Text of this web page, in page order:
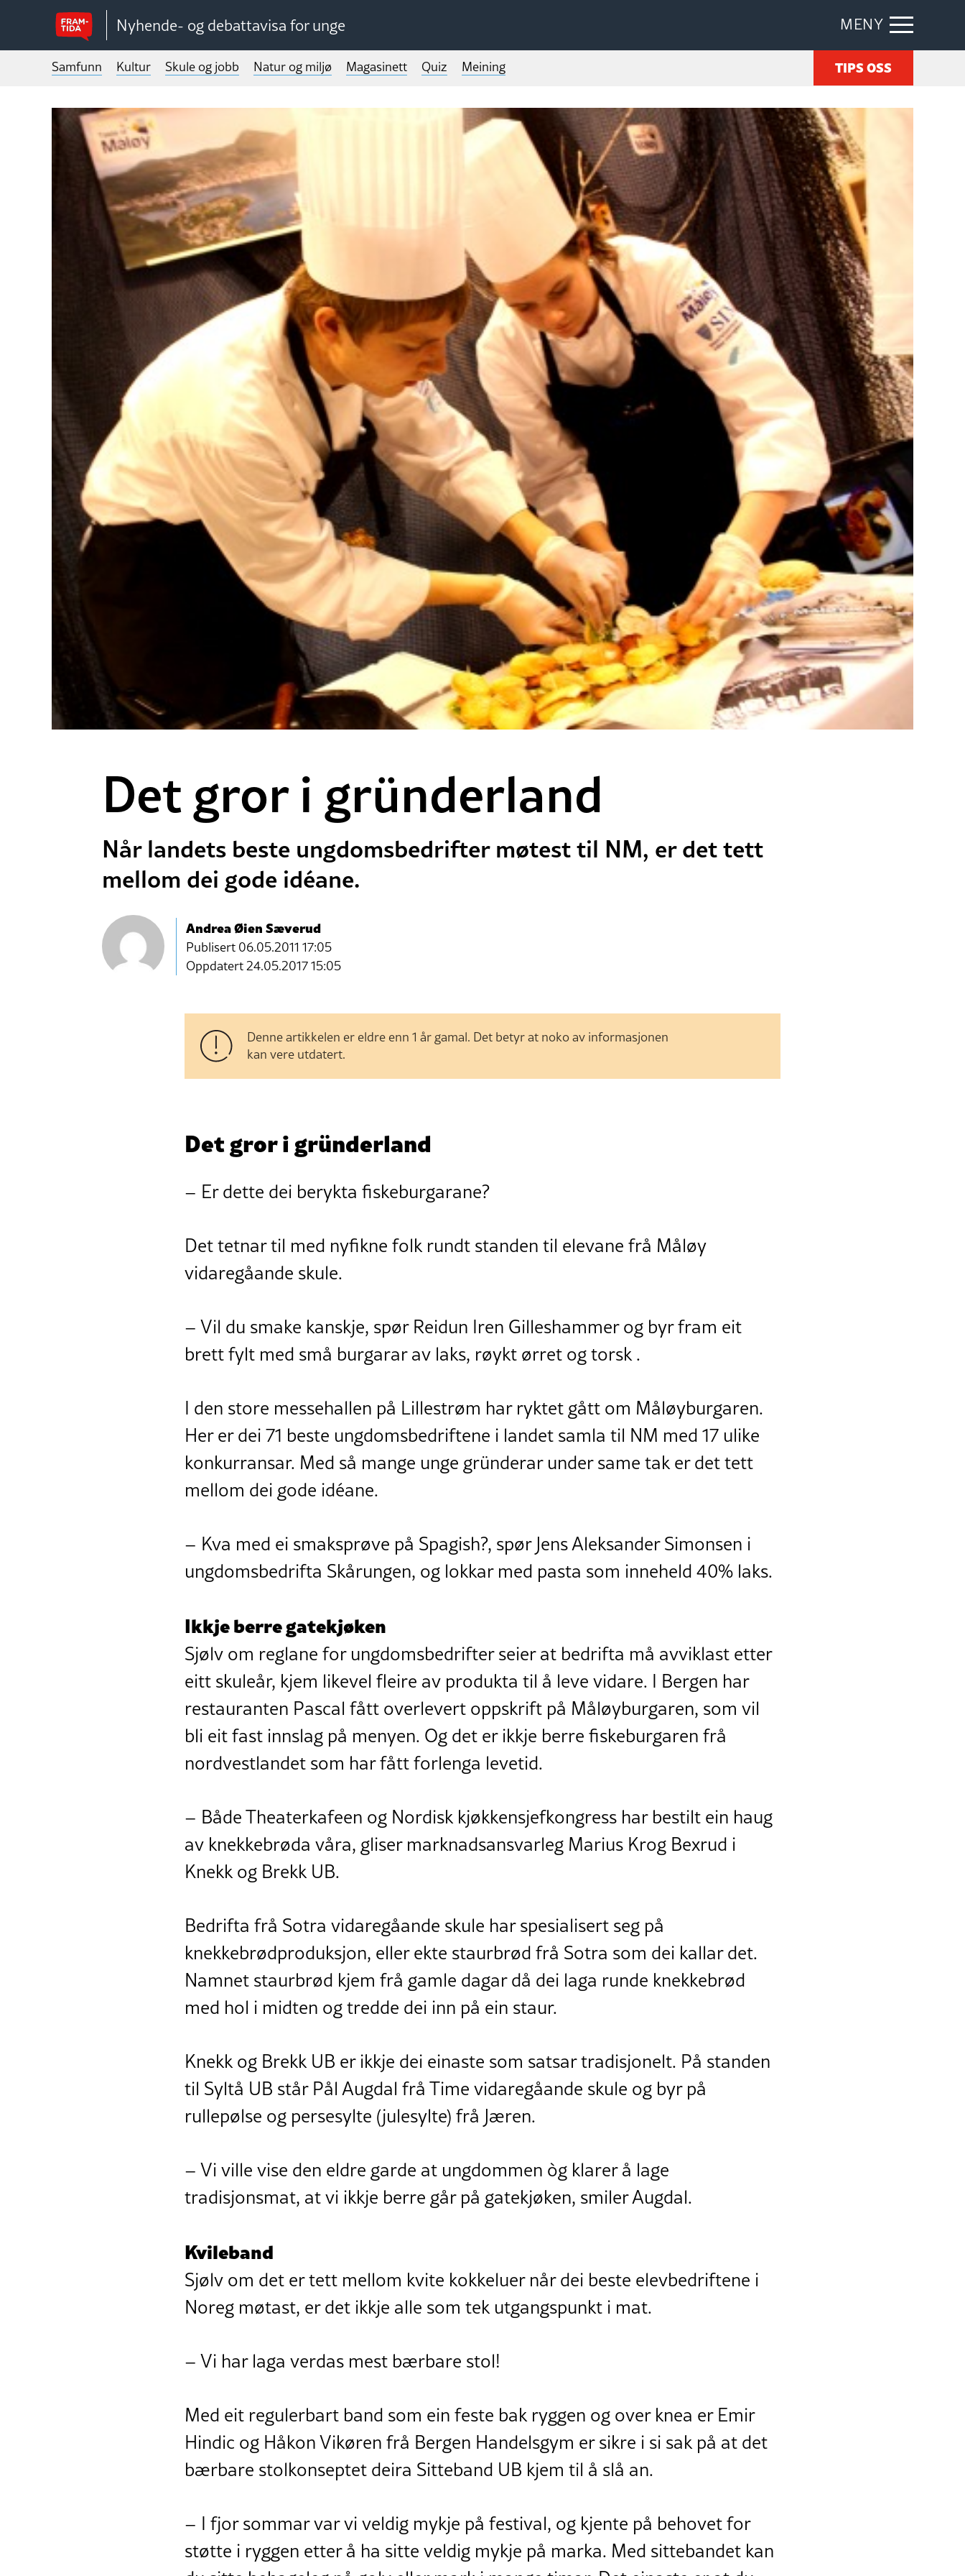
Nyhende- og debattavisa for unge MENY
Samfunn Kultur Skule og jobb Natur og miljø Magasinett Quiz Meining TIPS OSS
Det gror i gründerland
Når landets beste ungdomsbedrifter møtest til NM, er det tett
mellom dei gode idéane.
Andrea Øien Sæverud
Publisert 06.05.2011 17:05
Oppdatert 24.05.2017 15:05
Denne artikkelen er eldre enn 1 år gamal. Det betyr at noko av informasjonen
kan vere utdatert.
Det gror i gründerland
– Er dette dei berykta fiskeburgarane?
Det tetnar til med nyfikne folk rundt standen til elevane frå Måløy
vidaregåande skule.
– Vil du smake kanskje, spør Reidun Iren Gilleshammer og byr fram eit
brett fylt med små burgarar av laks, røykt ørret og torsk .
I den store messehallen på Lillestrøm har ryktet gått om Måløyburgaren.
Her er dei 71 beste ungdomsbedriftene i landet samla til NM med 17 ulike
konkurransar. Med så mange unge gründerar under same tak er det tett
mellom dei gode idéane.
– Kva med ei smaksprøve på Spagish?, spør Jens Aleksander Simonsen i
ungdomsbedrifta Skårungen, og lokkar med pasta som inneheld 40% laks.
Ikkje berre gatekjøken
Sjølv om reglane for ungdomsbedrifter seier at bedrifta må avviklast etter
eitt skuleår, kjem likevel fleire av produkta til å leve vidare. I Bergen har
restauranten Pascal fått overlevert oppskrift på Måløyburgaren, som vil
bli eit fast innslag på menyen. Og det er ikkje berre fiskeburgaren frå
nordvestlandet som har fått forlenga levetid.
– Både Theaterkafeen og Nordisk kjøkkensjefkongress har bestilt ein haug
av knekkebrøda våra, gliser marknadsansvarleg Marius Krog Bexrud i
Knekk og Brekk UB.
Bedrifta frå Sotra vidaregåande skule har spesialisert seg på
knekkebrødproduksjon, eller ekte staurbrød frå Sotra som dei kallar det.
Namnet staurbrød kjem frå gamle dagar då dei laga runde knekkebrød
med hol i midten og tredde dei inn på ein staur.
Knekk og Brekk UB er ikkje dei einaste som satsar tradisjonelt. På standen
til Syltå UB står Pål Augdal frå Time vidaregåande skule og byr på
rullepølse og persesylte (julesylte) frå Jæren.
– Vi ville vise den eldre garde at ungdommen òg klarer å lage
tradisjonsmat, at vi ikkje berre går på gatekjøken, smiler Augdal.
Kvileband
Sjølv om det er tett mellom kvite kokkeluer når dei beste elevbedriftene i
Noreg møtast, er det ikkje alle som tek utgangspunkt i mat.
– Vi har laga verdas mest bærbare stol!
Med eit regulerbart band som ein feste bak ryggen og over knea er Emir
Hindic og Håkon Vikøren frå Bergen Handelsgym er sikre i si sak på at det
bærbare stolkonseptet deira Sitteband UB kjem til å slå an.
– I fjor sommar var vi veldig mykje på festival, og kjente på behovet for
støtte i ryggen etter å ha sitte veldig mykje på marka. Med sittebandet kan